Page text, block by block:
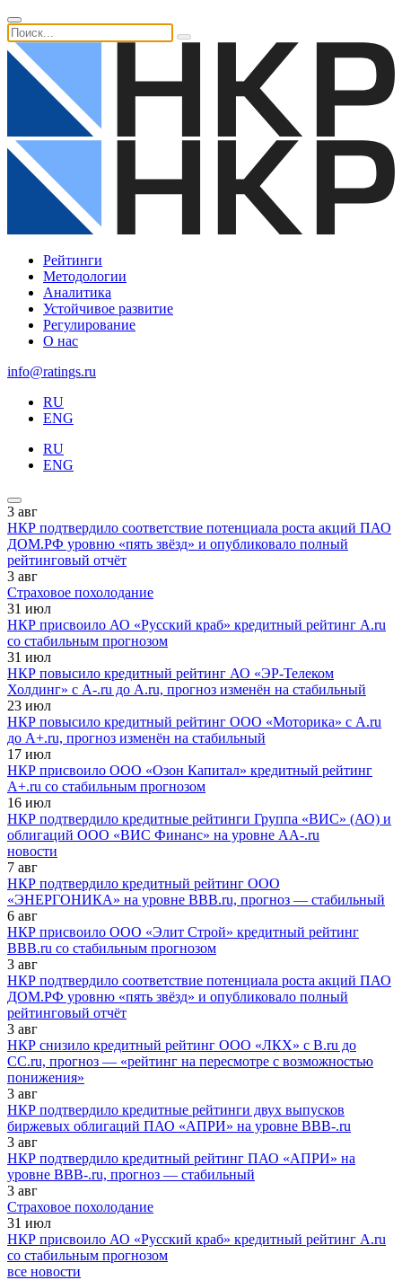
Рейтинги
Методологии
Аналитика
Устойчивое развитие
Регулирование
О нас
info@ratings.ru
RU
ENG
RU
ENG
3 авг
НКР подтвердило соответствие потенциала роста акций ПАО
ДОМ.РФ уровню «пять звёзд» и опубликовало полный
рейтинговый отчёт
3 авг
Страховое похолодание
31 июл
НКР присвоило АО «Русский краб» кредитный рейтинг A.ru
со стабильным прогнозом
31 июл
НКР повысило кредитный рейтинг АО «ЭР-Телеком
Холдинг» с A-.ru до A.ru, прогноз изменён на стабильный
23 июл
НКР повысило кредитный рейтинг ООО «Моторика» с A.ru
до A+.ru, прогноз изменён на стабильный
17 июл
НКР присвоило ООО «Озон Капитал» кредитный рейтинг
A+.ru со стабильным прогнозом
16 июл
НКР подтвердило кредитные рейтинги Группа «ВИС» (АО) и
облигаций ООО «ВИС Финанс» на уровне AA-.ru
новости
7 авг
НКР подтвердило кредитный рейтинг ООО
«ЭНЕРГОНИКА» на уровне BBB.ru, прогноз — стабильный
6 авг
НКР присвоило ООО «Элит Строй» кредитный рейтинг
BBB.ru со стабильным прогнозом
3 авг
НКР подтвердило соответствие потенциала роста акций ПАО
ДОМ.РФ уровню «пять звёзд» и опубликовало полный
рейтинговый отчёт
3 авг
НКР снизило кредитный рейтинг ООО «ЛКХ» с B.ru до
CC.ru, прогноз — «рейтинг на пересмотре с возможностью
понижения»
3 авг
НКР подтвердило кредитные рейтинги двух выпусков
биржевых облигаций ПАО «АПРИ» на уровне BBB-.ru
3 авг
НКР подтвердило кредитный рейтинг ПАО «АПРИ» на
уровне BBB-.ru, прогноз — стабильный
3 авг
Страховое похолодание
31 июл
НКР присвоило АО «Русский краб» кредитный рейтинг A.ru
со стабильным прогнозом
все новости